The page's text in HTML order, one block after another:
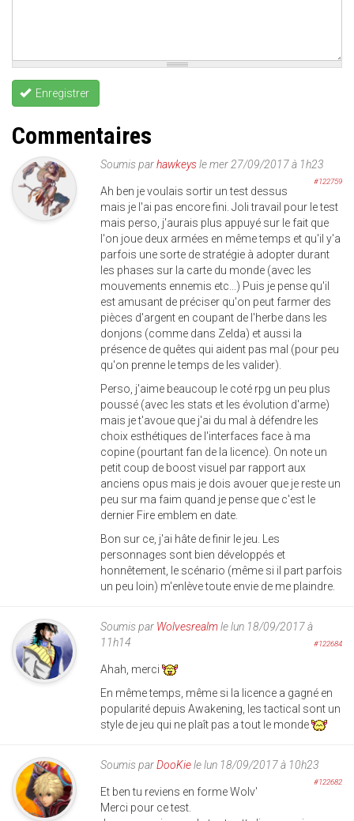
Enregistrer
Commentaires
Soumis parhawkeysle mer 27/09/2017 à 1h23
#122759
Ah ben je voulais sortir un test dessus
mais je l'ai pas encore fini. Joli travail pour le test
mais perso, j'aurais plus appuyé sur le fait que
l'on joue deux armées en même temps et qu'il y'a
parfois une sorte de stratégie à adopter durant
les phases sur la carte du monde (avec les
mouvements ennemis etc...) Puis je pense qu'il
est amusant de préciser qu'on peut farmer des
pièces d'argent en coupant de l'herbe dans les
donjons (comme dans Zelda) et aussi la
présence de quêtes qui aident pas mal (pour peu
qu'on prenne le temps de les valider).
Perso, j'aime beaucoup le coté rpg un peu plus
poussé (avec les stats et les évolution d'arme)
mais je t'avoue que j'ai du mal à défendre les
choix esthétiques de l'interfaces face à ma
copine (pourtant fan de la licence). On note un
petit coup de boost visuel par rapport aux
anciens opus mais je dois avouer que je reste un
peu sur ma faim quand je pense que c'est le
dernier Fire emblem en date.
Bon sur ce, j'ai hâte de finir le jeu. Les
personnages sont bien développés et
honnêtement, le scénario (même si il part parfois
un peu loin) m'enlève toute envie de me plaindre.
Soumis par Wolvesrealmle lun 18/09/2017 à
11h14
#122684
Ahah, merci
En même temps, même si la licence a gagné en
popularité depuis Awakening, les tactical sont un
style de jeu qui ne plaît pas a tout le monde
Soumis parDooKiele lun 18/09/2017 à 10h23
#122682
Et ben tu reviens en forme Wolv'
Merci pour ce test.